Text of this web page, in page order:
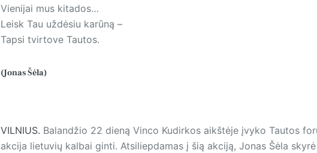
Vienijai mus kitados…
Leisk Tau uždėsiu karūną –
Tapsi tvirtove Tautos.
(Jonas Šėla)
VILNIUS. Balandžio 22 dieną Vinco Kudirkos aikštėje įvyko Tautos
akcija lietuvių kalbai ginti. Atsiliepdamas į šią akciją, Jonas Šėla